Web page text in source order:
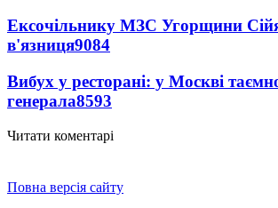
Ексочільнику МЗС Угорщини
в'язниця9084
Вибух у ресторані: у Москві
генерала8593
Читати коментарі
Повна версія сайту